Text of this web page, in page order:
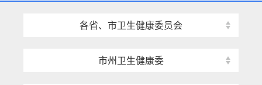
各省、市卫生健康委员会
市州卫生健康委